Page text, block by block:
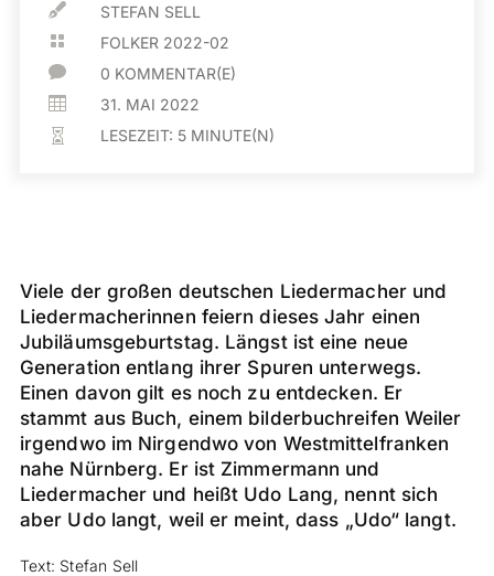
 STEFAN SELL
 FOLKER 2022-02
 0 KOMMENTAR(E)
 31. MAI 2022
 LESEZEIT: 5 MINUTE(N)
Viele der großen deutschen Liedermacher und
Liedermacherinnen feiern dieses Jahr einen
Jubiläumsgeburtstag. Längst ist eine neue
Generation entlang ihrer Spuren unterwegs.
Einen davon gilt es noch zu entdecken. Er
stammt aus Buch, einem bilderbuchreifen Weiler
irgendwo im Nirgendwo von Westmittelfranken
nahe Nürnberg. Er ist Zimmermann und
Liedermacher und heißt Udo Lang, nennt sich
aber Udo langt, weil er meint, dass „Udo“ langt.
Text: Stefan Sell